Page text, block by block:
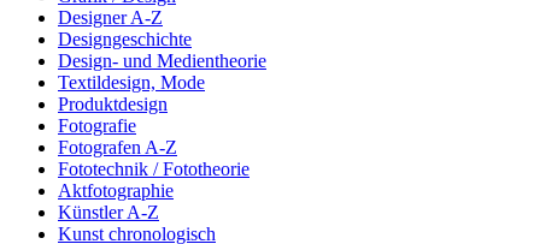
Designer A-Z
Designgeschichte
Design- und Medientheorie
Textildesign, Mode
Produktdesign
Fotografie
Fotografen A-Z
Fototechnik / Fototheorie
Aktfotographie
Künstler A-Z
Kunst chronologisch